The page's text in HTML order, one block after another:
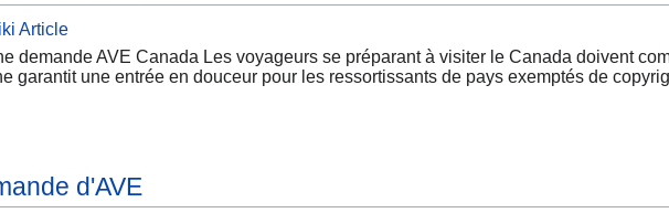
Article
demande AVE Canada Les voyageurs se préparant à visiter le Canada doivent
garantit une entrée en douceur pour les ressortissants de pays exemptés de
d'AVE